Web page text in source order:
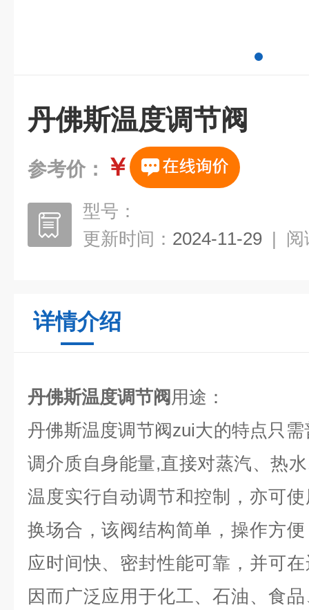
丹佛斯温度调节阀
参考价： ￥
型号：
更新时间： 2024-11-29 | 阅
详情介绍
丹佛斯温度调节阀 用途：
丹佛斯温度调节阀zui大的特点只
调介质自身能量,直接对蒸汽、热
温度实行自动调节和控制，亦可
换场合，该阀结构简单，操作方
应时间快、密封性能可靠，并可
因而广泛应用于化工、石油、食